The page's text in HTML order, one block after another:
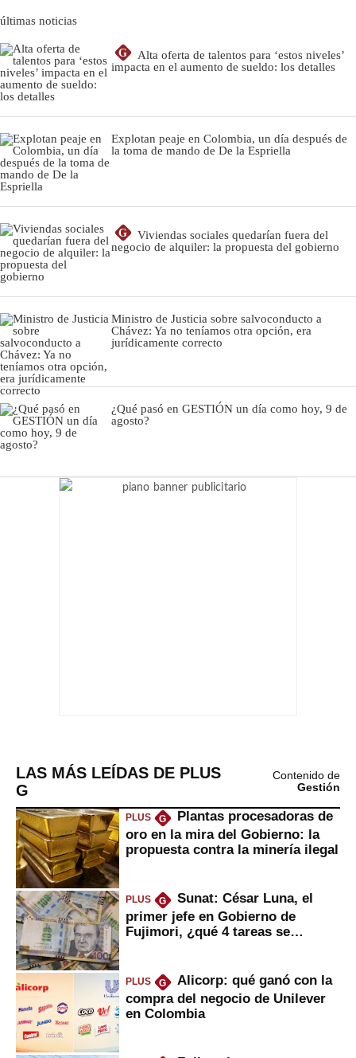
últimas noticias
G
Alta oferta de talentos para ‘estos niveles’
impacta en el aumento de sueldo: los detalles
Explotan peaje en Colombia, un día después de
la toma de mando de De la Espriella
G
Viviendas sociales quedarían fuera del
negocio de alquiler: la propuesta del gobierno
Ministro de Justicia sobre salvoconducto a
Chávez: Ya no teníamos otra opción, era
jurídicamente correcto
¿Qué pasó en GESTIÓN un día como hoy, 9 de
agosto?
LAS MÁS LEÍDAS DE PLUS
G
Contenido de
Gestión
PLUS G
Plantas procesadoras de
oro en la mira del Gobierno: la
propuesta contra la minería ilegal
PLUS G
Sunat: César Luna, el
primer jefe en Gobierno de
Fujimori, ¿qué 4 tareas se
PLUS G
Alicorp: qué ganó con la
compra del negocio de Unilever
en Colombia